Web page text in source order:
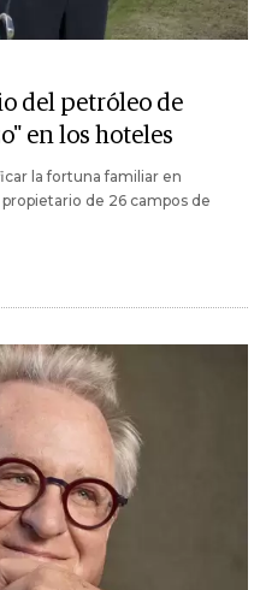
del petróleo de
en los hoteles
la fortuna familiar en
de 26 campos de